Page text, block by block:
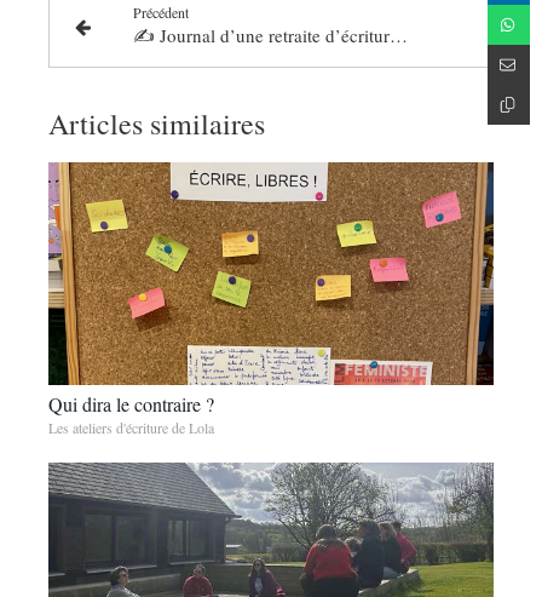
Précédent
✍️ Journal d’une retraite d’écriture & de yoga - Mars 2026
Articles similaires
Qui dira le contraire ?
Les ateliers d'écriture de Lola